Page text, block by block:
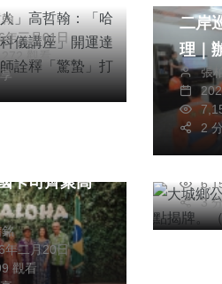
師詮釋「驚
人祭白虎
年三月01日
觀看
二岸
理｜
升勤
張
2
卡司齊聚高
年二月20日
觀看
社會
大城
關懷
片縣
3